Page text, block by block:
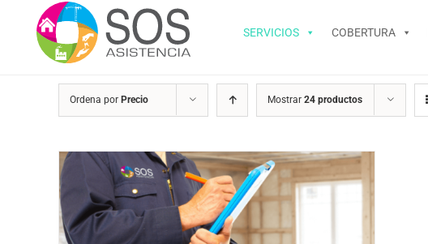
contenido
SERVICIOS COBERTURA
Ordena por Precio Mostrar 24 productos